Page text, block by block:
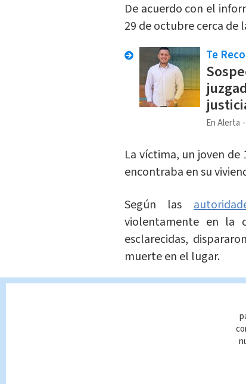
De acuerdo con el
29 de octubre cerca de
Te
En Alerta
La víctima, un joven de
encontraba en su
Según las
violentamente en la
esclarecidas,
muerte en el lugar.
individualizar a los
allanamientos